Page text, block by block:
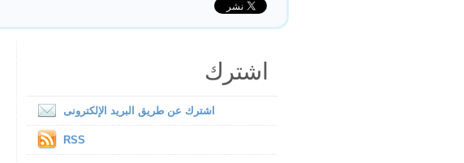
اشترك
اشترك عن طريق البريد الإلكترونى
RSS